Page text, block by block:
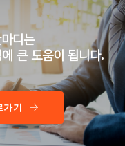
디는
큰 도움이 됩니다.
가기